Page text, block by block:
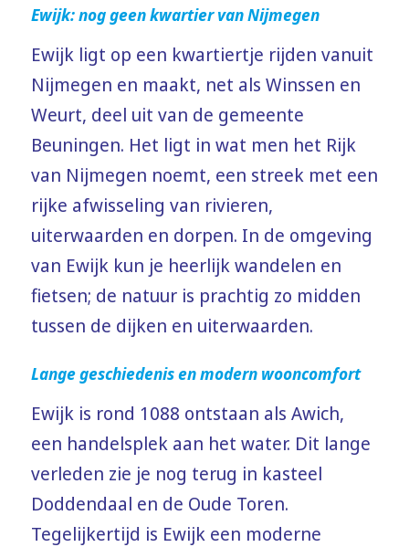
Ewijk: nog geen kwartier van Nijmegen
Ewijk ligt op een kwartiertje rijden vanuit
Nijmegen en maakt, net als Winssen en
Weurt, deel uit van de gemeente
Beuningen. Het ligt in wat men het Rijk
van Nijmegen noemt, een streek met een
rijke afwisseling van rivieren,
uiterwaarden en dorpen. In de omgeving
van Ewijk kun je heerlijk wandelen en
fietsen; de natuur is prachtig zo midden
tussen de dijken en uiterwaarden.
Lange geschiedenis en modern wooncomfort
Ewijk is rond 1088 ontstaan als Awich,
een handelsplek aan het water. Dit lange
verleden zie je nog terug in kasteel
Doddendaal en de Oude Toren.
Tegelijkertijd is Ewijk een moderne